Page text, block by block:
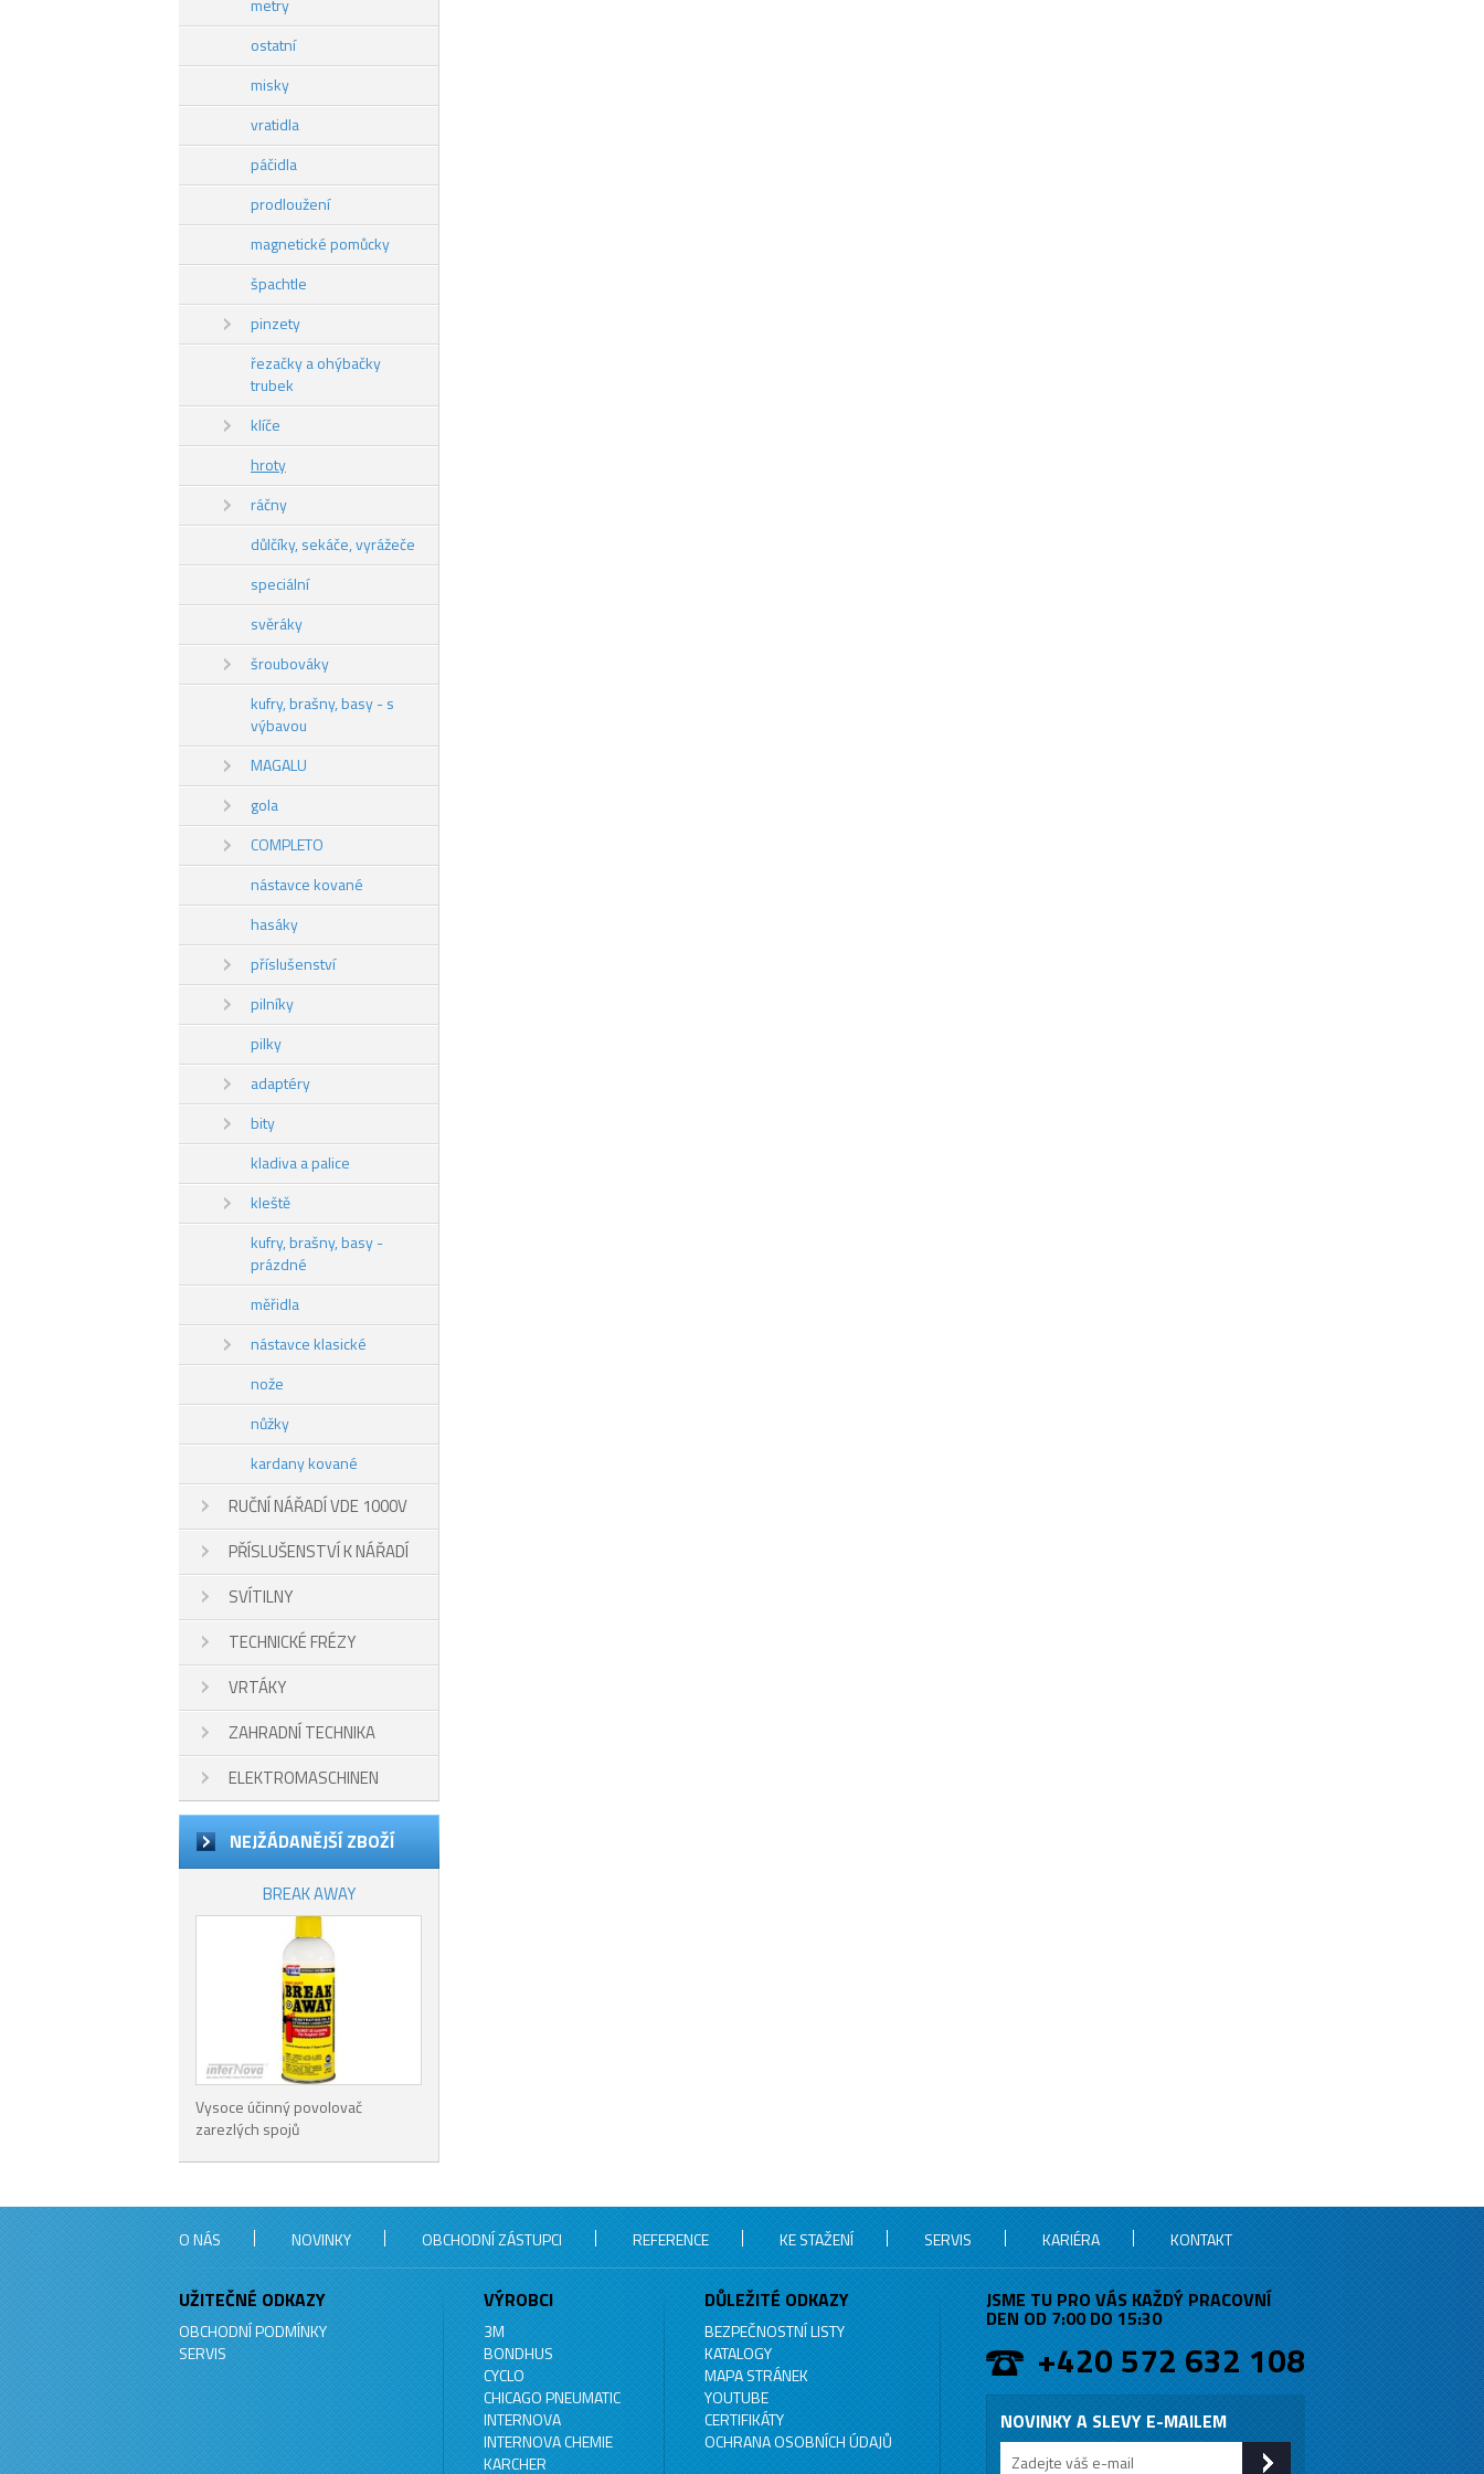
metry
ostatní
misky
vratidla
páčidla
prodloužení
magnetické pomůcky
špachtle
pinzety
řezačky a ohýbačky
trubek
klíče
hroty
ráčny
důlčíky, sekáče, vyrážeče
speciální
svěráky
šroubováky
kufry, brašny, basy - s
výbavou
MAGALU
gola
COMPLETO
nástavce kované
hasáky
příslušenství
pilníky
pilky
adaptéry
bity
kladiva a palice
kleště
kufry, brašny, basy -
prázdné
měřidla
nástavce klasické
nože
nůžky
kardany kované
RUČNÍ NÁŘADÍ VDE 1000V
PŘÍSLUŠENSTVÍ K NÁŘADÍ
SVÍTILNY
TECHNICKÉ FRÉZY
VRTÁKY
ZAHRADNÍ TECHNIKA
ELEKTROMASCHINEN
NEJŽÁDANĚJŠÍ ZBOŽÍ
BREAK AWAY
Vysoce účinný povolovač
zarezlých spojů
O NÁS NOVINKY OBCHODNÍ ZÁSTUPCI REFERENCE KE STAŽENÍ SERVIS KARIÉRA KONTAKT
UŽITEČNÉ ODKAZY
OBCHODNÍ PODMÍNKY
SERVIS
VÝROBCI
3M
BONDHUS
CYCLO
CHICAGO PNEUMATIC
INTERNOVA
INTERNOVA CHEMIE
KARCHER
DŮLEŽITÉ ODKAZY
BEZPEČNOSTNÍ LISTY
KATALOGY
MAPA STRÁNEK
YOUTUBE
CERTIFIKÁTY
OCHRANA OSOBNÍCH ÚDAJŮ
JSME TU PRO VÁS KAŽDÝ PRACOVNÍ
DEN OD 7:00 DO 15:30
+420 572 632 108
NOVINKY A SLEVY E-MAILEM